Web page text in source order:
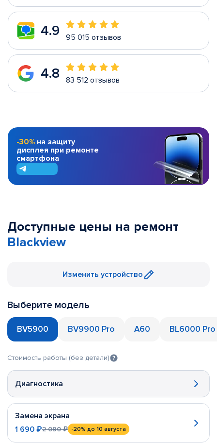
4.9 95 015 отзывов
4.8 83 512 отзывов
-30% на защиту
дисплея при ремонте
смартфона
Доступные цены на ремонт
Blackview
Изменить устройство
Выберите модель
BV5900 BV9900 Pro A60 BL6000 Pro
Стоимость работы (без детали)
Диагностика
Замена экрана
1 690 ₽2 090 ₽ -20% до 10 августа